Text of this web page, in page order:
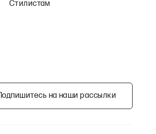
Стилистам
Подпишитесь на наши рассылки